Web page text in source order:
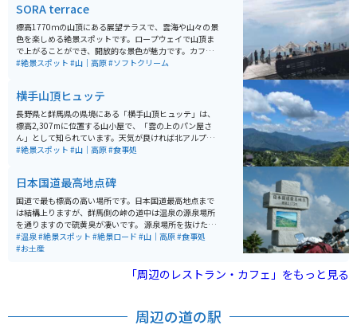
SORA terrace
標高1770ｍの山頂にある展望テラスで、雲海や山々の景
色を楽しめる絶景スポットです。ロープウェイで山頂ま
で上がることができ、開放的な景色が魅力です。カフェ
も併設されており、ゆっくり過ごすことができます。 注
#絶景スポット #山｜高原#ソフトクリーム
横手山頂ヒュッテ
長野県と群馬県の県境にある「横手山頂ヒュッテ」は、
標高2,307mに位置する山小屋で、「雲の上のパン屋さ
ん」として知られています。天気が良ければ北アルプス
や富士山、佐渡島まで望むことができ、壮大な360度の
は格別。山頂へはマイカーやバイクの乗り入れができな
いため、「スカイレーター」や「スカイペア」「ロマン
スリフト」（いずれも有料）を利用してアクセスしま
す。体力に自信があれば、「のぞき」付近の駐車場から
徒歩約1時間で登ることも可能です。
#絶景スポット #山｜高原#食事処
日本国道最高地点碑
国道で最も標高の高い場所です。日本国道最高地点まで
は結構上りますが、群馬側の峠の道中は温泉の源泉場所
を通りますので硫黄臭が凄いです。 源泉場所を抜けた先
の景色は絶景です。まるで、もののけ姫の映画の中に入
ったような世界です。ところどころ景色を堪能できるよ
道幅はそれほど狭くありませんが、場所により危険個所
#温泉#絶景スポット #絶景ロード #山｜高原#食事処
#お土産
「周辺のレストラン・カフェ」をもっと見る
周辺の道の駅